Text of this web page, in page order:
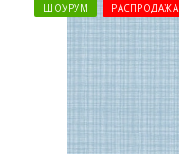
ШОУРУМ РАСПРОДАЖА